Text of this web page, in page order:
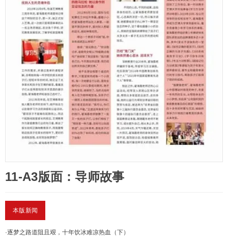
11-A3版面：导师故事
本版新闻
·逐梦之路道阻且艰，十年饮冰难凉热血（下）